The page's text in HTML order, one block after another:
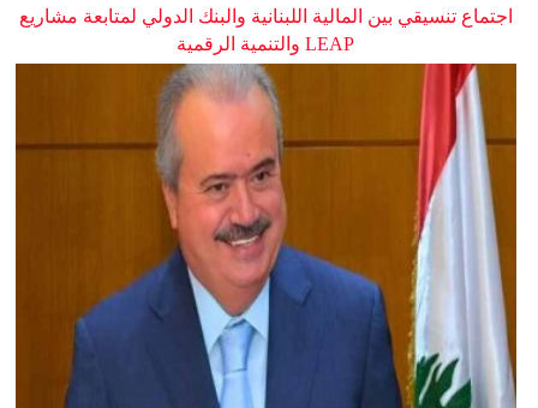
اجتماع تنسيقي بين المالية اللبنانية والبنك الدولي لمتابعة مشاريع
LEAP والتنمية الرقمية